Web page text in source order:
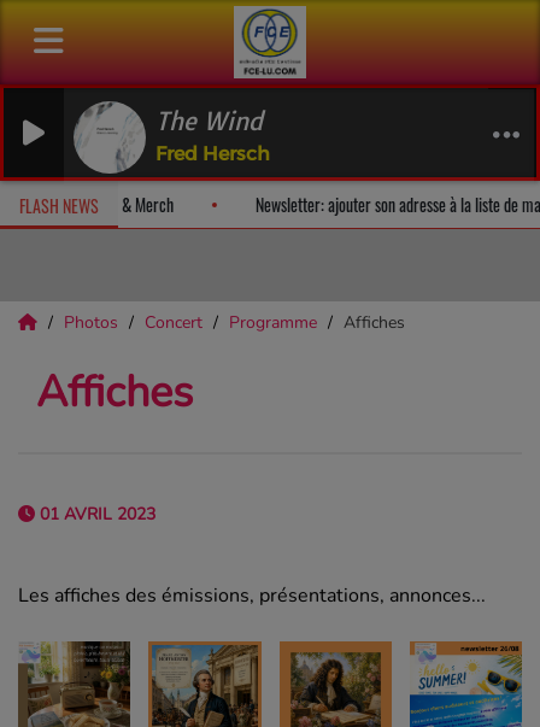
The Wind
Fred Hersch
FLASH NEWS
surprise! Fan Releases & Merch Newsletter: ajouter
Photos Concert Programme Affiches
Affiches
01 AVRIL 2023
Les affiches des émissions, présentations, annonces...